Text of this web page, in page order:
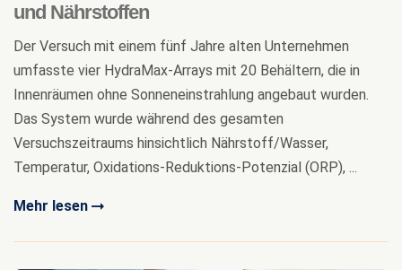
und Nährstoff­en
Der Versuch mit einem fünf Jahre alten Unternehmen
umfasste vier HydraMax-Arrays mit 20 Behältern, die in
Innenräumen ohne Sonneneinstrahlung angebaut wurden.
Das System wurde während des gesamten
Versuchszeitraums hinsichtlich Nährstoff/Wasser,
Temperatur, Oxidations-Reduktions-Potenzial (ORP), ...
Mehr lesen